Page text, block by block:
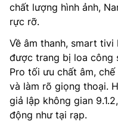
chất lượng hình ảnh,
rực rỡ.
Về âm thanh, smart tivi
được trang bị loa công
Pro tối ưu chất âm,
và làm rõ giọng thoại.
giả lập không gian
động như tại rạp.